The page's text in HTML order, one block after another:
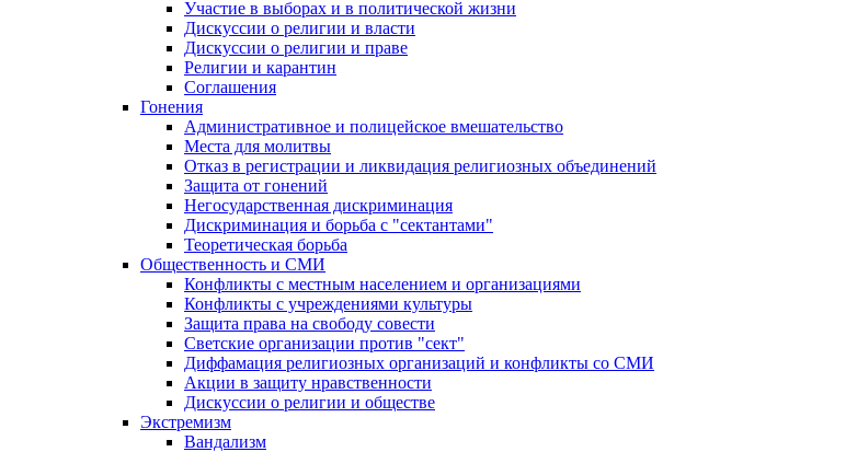
Участие в выборах и в политической жизни
Дискуссии о религии и власти
Дискуссии о религии и праве
Религии и карантин
Соглашения
Гонения
Административное и полицейское вмешательство
Места для молитвы
Отказ в регистрации и ликвидация религиозных объединений
Защита от гонений
Негосударственная дискриминация
Дискриминация и борьба с "сектантами"
Теоретическая борьба
Общественность и СМИ
Конфликты с местным населением и организациями
Конфликты с учреждениями культуры
Защита права на свободу совести
Светские организации против "сект"
Диффамация религиозных организаций и конфликты со СМИ
Акции в защиту нравственности
Дискуссии о религии и обществе
Экстремизм
Вандализм